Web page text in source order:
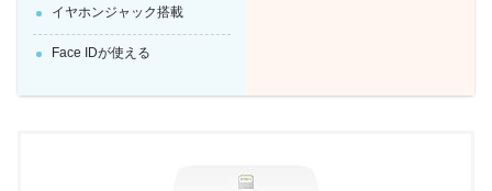
イヤホンジャック搭載
Face IDが使える